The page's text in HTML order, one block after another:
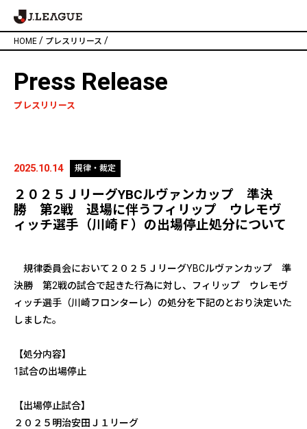
HOME / プレスリリース /
Press Release
プレスリリース
2025.10.14 規律・裁定
２０２５ＪリーグYBCルヴァンカップ 準決
勝 第2戦 退場に伴うフィリップ ウレモヴ
ィッチ選手（川崎Ｆ）の出場停止処分について
規律委員会において２０２５ＪリーグYBCルヴァンカップ 準
決勝 第2戦の試合で起きた行為に対し、フィリップ ウレモヴ
ィッチ選手（川崎フロンターレ）の処分を下記のとおり決定いた
しました。
【処分内容】
1試合の出場停止
【出場停止試合】
２０２５明治安田Ｊ１リーグ